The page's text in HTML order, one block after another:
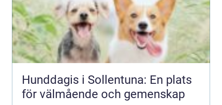
Hunddagis i Sollentuna: En plats
för välmående och gemenskap